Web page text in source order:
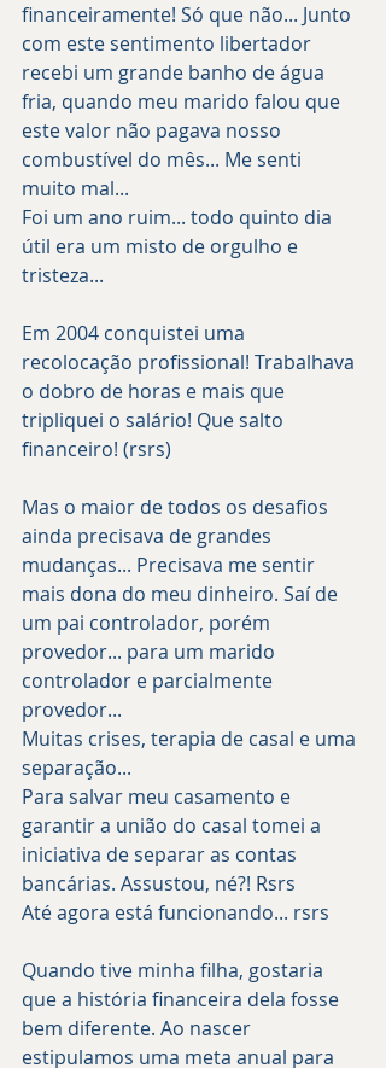
financeiramente! Só que não... Junto
com este sentimento libertador
recebi um grande banho de água
fria, quando meu marido falou que
este valor não pagava nosso
combustível do mês... Me senti
muito mal...
Foi um ano ruim... todo quinto dia
útil era um misto de orgulho e
tristeza...
Em 2004 conquistei uma
recolocação profissional! Trabalhava
o dobro de horas e mais que
tripliquei o salário! Que salto
financeiro! (rsrs)
Mas o maior de todos os desafios
ainda precisava de grandes
mudanças... Precisava me sentir
mais dona do meu dinheiro. Saí de
um pai controlador, porém
provedor... para um marido
controlador e parcialmente
provedor...
Muitas crises, terapia de casal e uma
separação...
Para salvar meu casamento e
garantir a união do casal tomei a
iniciativa de separar as contas
bancárias. Assustou, né?! Rsrs
Até agora está funcionando... rsrs
Quando tive minha filha, gostaria
que a história financeira dela fosse
bem diferente. Ao nascer
estipulamos uma meta anual para